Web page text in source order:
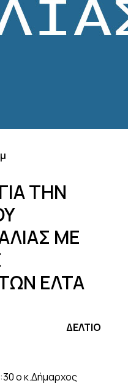
ΤΗΝ
ΜΕ
ΕΛΤΑ
ο κ.Δήμαρχος